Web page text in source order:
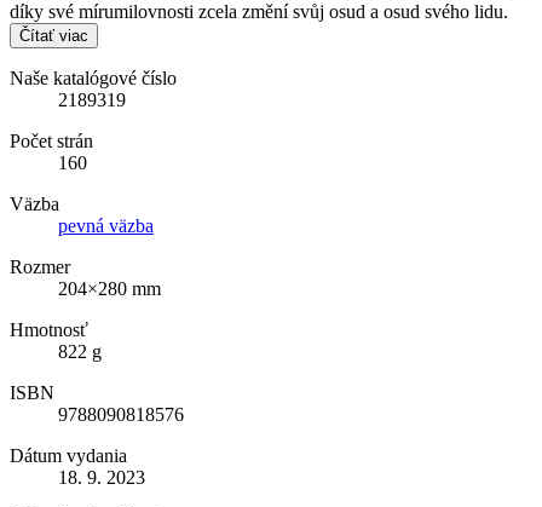
díky své mírumilovnosti zcela změní svůj osud a osud svého lidu.
Čítať viac
Naše katalógové číslo
2189319
Počet strán
160
Väzba
pevná väzba
Rozmer
204×280 mm
Hmotnosť
822 g
ISBN
9788090818576
Dátum vydania
18. 9. 2023